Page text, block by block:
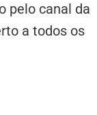
pelo canal da
a todos os